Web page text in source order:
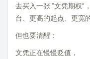
去买入一张 “文凭期权”
台、更高的起点、更宽
但也要清醒：
文凭正在慢慢贬值，